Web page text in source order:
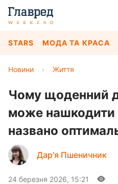
STARS МОДА ТА КРАСА
Новини › Життя
Чому щоденний
може нашкодити
названо
Дар'я Пшеничник
24 березня 2026, 15:21